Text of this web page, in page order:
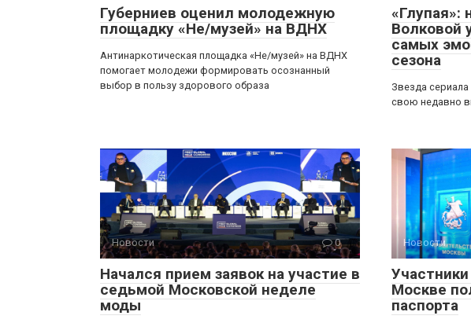
Губерниев оценил молодежную
площадку «Не/музей» на ВДНХ
Антинаркотическая площадка «Не/музей» на ВДНХ
помогает молодежи формировать осознанный
выбор в пользу здорового образа
«Глупая»:
Волковой
самых
сезона
Звезда
свою недавно
Новости 0
Начался прием заявок на участие в
седьмой Московской неделе
моды
Новости
Москве
паспорта